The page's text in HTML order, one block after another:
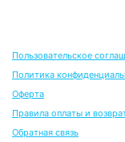
Пользовательское
Политика
Оферта
Правила оплаты и
Обратная связь